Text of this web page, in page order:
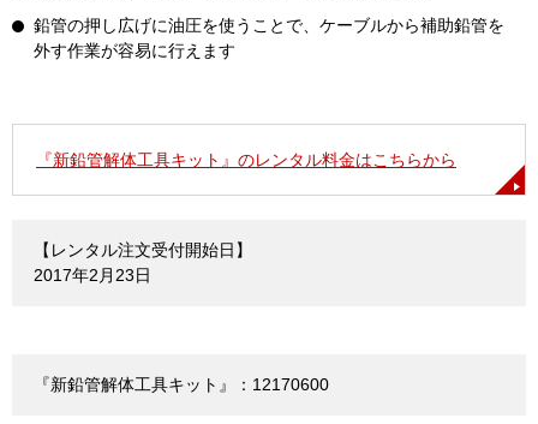
鉛管の押し広げに油圧を使うことで、ケーブルから補助鉛管を
外す作業が容易に行えます
『新鉛管解体工具キット』のレンタル料金はこちらから
【レンタル注文受付開始日】
2017年2月23日
『新鉛管解体工具キット』：12170600